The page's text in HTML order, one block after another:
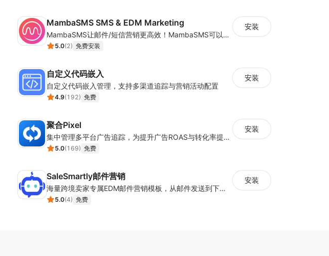
MambaSMS SMS & EDM Marketing
MambaSMS让邮件/短信营销更高效！MambaSMS可以帮助商家通过邮件和短信即时联系客户。并通过自动化流程，提高弃单挽回效率。
5.0(2) 免费安装
安装
自定义代码嵌入
自定义代码嵌入管理，支持多渠道追踪与营销活动配置
4.9(192) 免费
安装
聚合Pixel
集中管理多平台广告追踪，为提升广告ROAS与转化率提供数据基础
5.0(169) 免费
安装
SaleSmartly邮件营销
海量跨境卖家专属EDM邮件营销模板，从邮件发送到下单全链路效果追踪，全生命周期触达用户触达。
5.0(4) 免费
安装